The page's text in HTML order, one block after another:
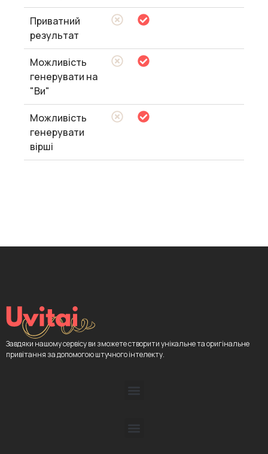
Приватний
результат
Можливість
генерувати на
"Ви"
Можливість
генерувати
вірші
Завдяки нашому сервісу ви зможете створити унікальне та оригінальне
привітання за допомогою штучного інтелекту.